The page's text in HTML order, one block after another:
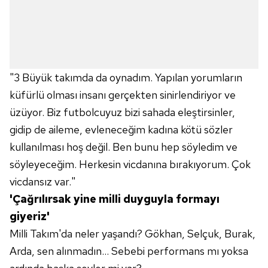
"3 Büyük takımda da oynadım. Yapılan yorumların
küfürlü olması insanı gerçekten sinirlendiriyor ve
üzüyor. Biz futbolcuyuz bizi sahada eleştirsinler,
gidip de aileme, evleneceğim kadına kötü sözler
kullanılması hoş değil. Ben bunu hep söyledim ve
söyleyeceğim. Herkesin vicdanına bırakıyorum. Çok
vicdansız var."
'Çağrılırsak yine milli duyguyla formayı
giyeriz'
Milli Takım'da neler yaşandı? Gökhan, Selçuk, Burak,
Arda, sen alınmadın... Sebebi performans mı yoksa